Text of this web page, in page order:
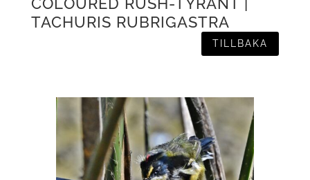
TACHURIS RUBRIGASTRA
TILLBAKA